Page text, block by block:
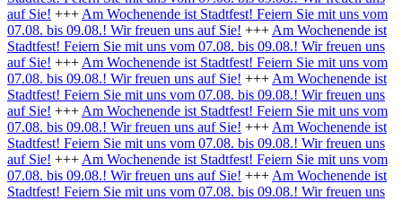
auf Sie! +++ Am Wochenende ist Stadtfest! Feiern Sie mit uns vom
07.08. bis 09.08.! Wir freuen uns auf Sie! +++ Am Wochenende ist
Stadtfest! Feiern Sie mit uns vom 07.08. bis 09.08.! Wir freuen uns
auf Sie! +++ Am Wochenende ist Stadtfest! Feiern Sie mit uns vom
07.08. bis 09.08.! Wir freuen uns auf Sie! +++ Am Wochenende ist
Stadtfest! Feiern Sie mit uns vom 07.08. bis 09.08.! Wir freuen uns
auf Sie! +++ Am Wochenende ist Stadtfest! Feiern Sie mit uns vom
07.08. bis 09.08.! Wir freuen uns auf Sie! +++ Am Wochenende ist
Stadtfest! Feiern Sie mit uns vom 07.08. bis 09.08.! Wir freuen uns
auf Sie! +++ Am Wochenende ist Stadtfest! Feiern Sie mit uns vom
07.08. bis 09.08.! Wir freuen uns auf Sie! +++ Am Wochenende ist
Stadtfest! Feiern Sie mit uns vom 07.08. bis 09.08.! Wir freuen uns